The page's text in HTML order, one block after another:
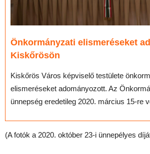
Önkormányzati elismeréseket
Kiskőrösön
Kiskőrös Város képviselő testülete
elismeréseket adományozott. Az
ünnepség eredetileg 2020. március 15-re
(A fotók a 2020. október 23-i ünnepélyes